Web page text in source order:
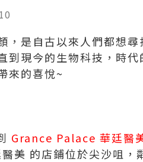
，是自古以來人們都想尋
到現今的生物科技，時代
來的喜悅~
Grance Palace 華廷醫
美 的店鋪位於尖沙咀，